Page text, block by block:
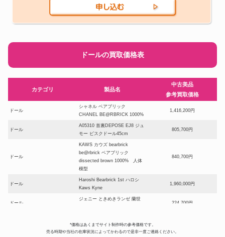
ドールの買取価格表
カテゴリ 製品名
中古美品
参考買取価格
ドール
シャネル ベアブリック
CHANEL BE@RBRICK 1000%
1,416,200円
ドール
A05310 首裏DEPOSE EJ8 ジュ
モー ビスクドール45cm
805,700円
ドール
KAWS カウズ bearbrick
be@rbrick ベアブリック
dissected brown 1000% 人体
模型
840,700円
ドール
Haroshi Bearbrick 1st ハロシ
Kaws Kyne
1,960,000円
ドール
ジェニー ときめきランゼ 蘭世
224,700円
BAPE(R) ABC CAMO SHARK
BE@RBRICK ベイプ メディコ
297,500円
*価格はあくまでサイト制作時の参考価格です。
売る時期や当社の在庫状況によってかわるので是非一度ご連絡ください。